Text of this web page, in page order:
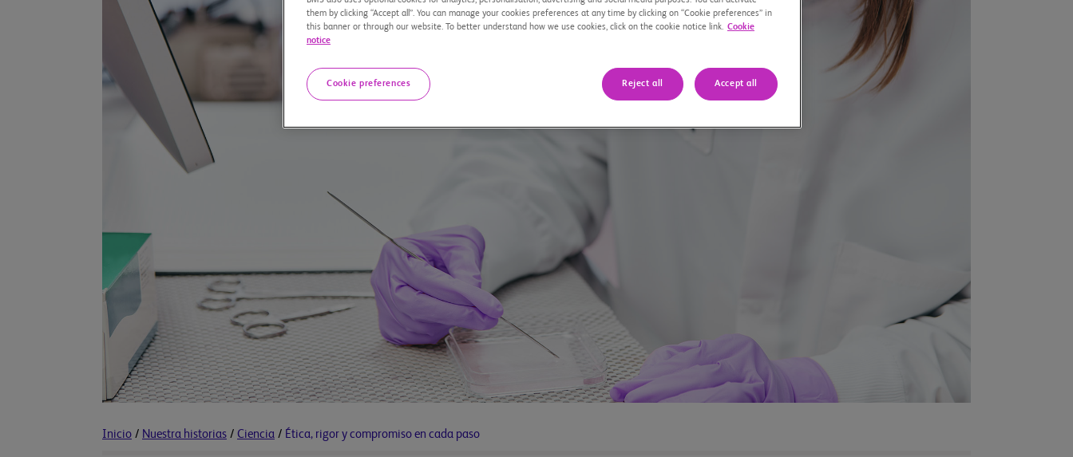
Inicio / Nuestra historias / Ciencia / Ética, rigor y compromiso en cada paso
them by clicking “Accept all”. You can manage your cookies preferences at any time by clicking on “Cookie preferences” in
this banner or through our website. To better understand how we use cookies, click on the cookie notice link. Cookie
notice
Cookie preferences Reject all Accept all